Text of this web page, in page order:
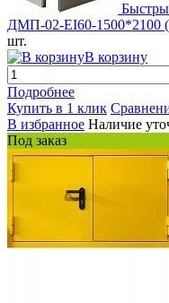
ДМП-02-EI60-1500*2100
шт.
В корзину
Подробнее
Купить в 1 клик
В избранное Наличие
Под заказ